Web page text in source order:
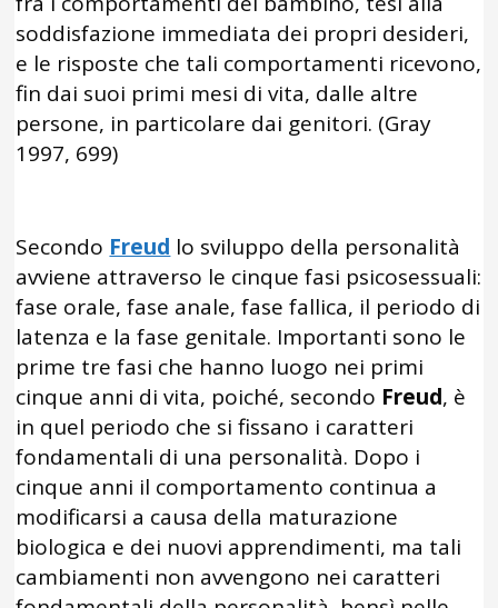
soddisfazione immediata dei propri desideri,
e le risposte che tali comportamenti ricevono,
fin dai suoi primi mesi di vita, dalle altre
persone, in particolare dai genitori. (Gray
1997, 699)
Secondo Freud lo sviluppo della personalità
avviene attraverso le cinque fasi psicosessuali:
fase orale, fase anale, fase fallica, il periodo di
latenza e la fase genitale. Importanti sono le
prime tre fasi che hanno luogo nei primi
cinque anni di vita, poiché, secondo Freud, è
in quel periodo che si fissano i caratteri
fondamentali di una personalità. Dopo i
cinque anni il comportamento continua a
modificarsi a causa della maturazione
biologica e dei nuovi apprendimenti, ma tali
cambiamenti non avvengono nei caratteri